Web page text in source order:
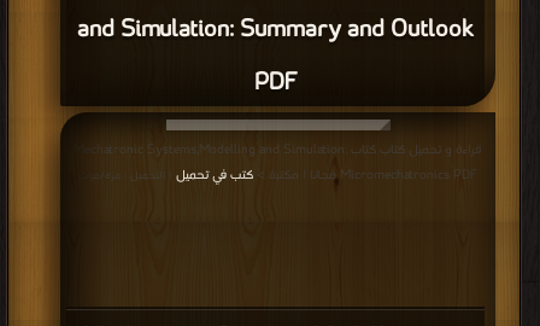
and Simulation: Summary and Outlook
PDF
قراءة و تحميل كتاب كتاب Mechatronic Systems,Modelling and Simulation:
Micromechatronics PDF مجانا | مكتبة >
كتب في تحميل | التحميل : مرة/مرات